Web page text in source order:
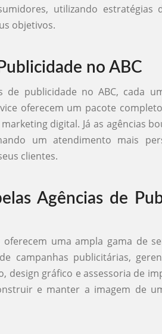
utilizando estratégias
objetivos.
no ABC
de publicidade no ABC, cada
oferecem um pacote
digital. Já as agências
um atendimento mais
clientes.
Agências de
uma ampla gama de
campanhas publicitárias,
design gráfico e assessoria de
e manter a imagem de